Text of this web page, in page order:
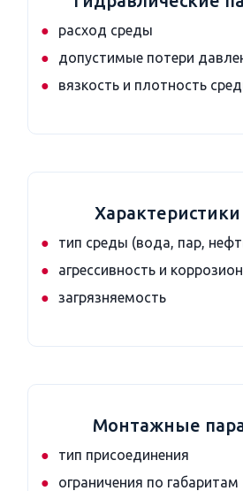
расход среды
допустимые потери
вязкость и плотность
тип среды (вода, пар,
агрессивность и
загрязняемость
Монтажные
тип присоединения
ограничения по габаритам